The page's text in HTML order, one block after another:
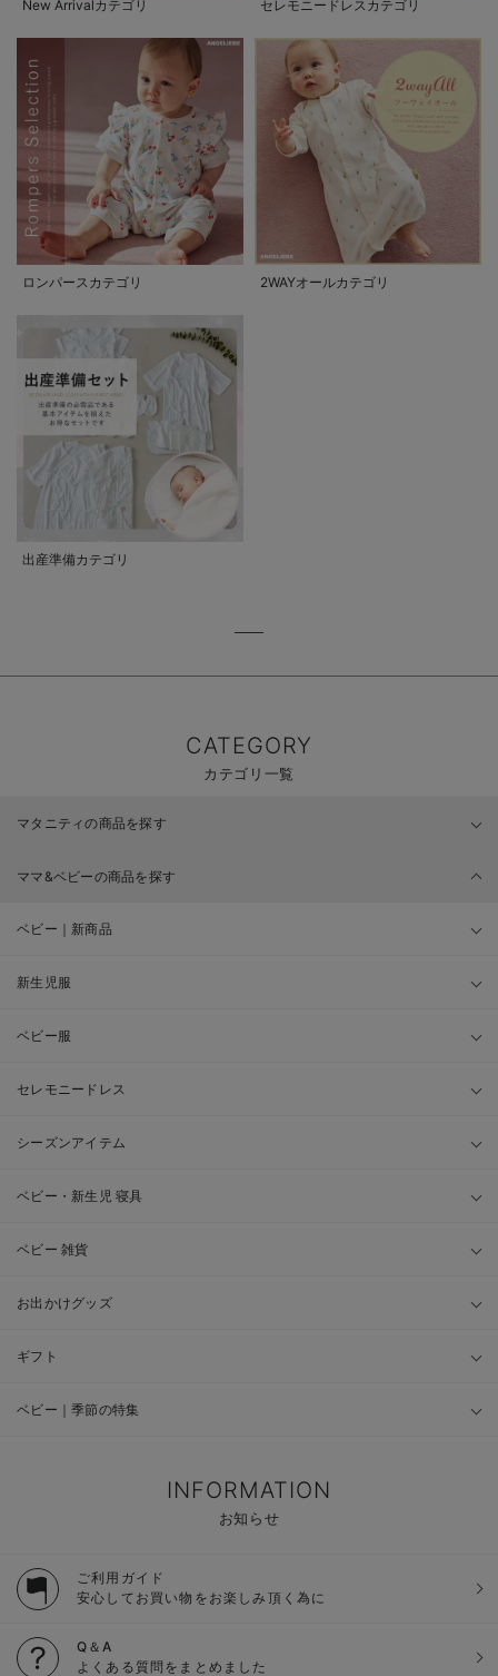
New Arrivalカテゴリ セレモニードレスカテゴリ
ロンパースカテゴリ 2WAYオールカテゴリ
出産準備カテゴリ
CATEGORY
カテゴリ一覧
マタニティの商品を探す
ママ&ベビーの商品を探す
ベビー｜新商品
新生児服
ベビー服
セレモニードレス
シーズンアイテム
ベビー・新生児 寝具
ベビー 雑貨
お出かけグッズ
ギフト
ベビー｜季節の特集
INFORMATION
お知らせ
ご利用ガイド
安心してお買い物をお楽しみ頂く為に
Q＆A
よくある質問をまとめました